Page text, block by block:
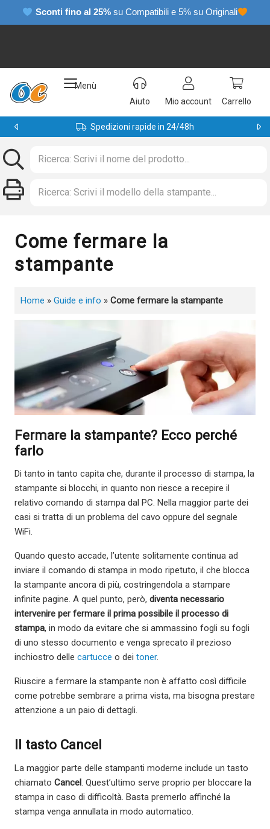
Sconti fino al 25% su Compatibili e 5% su Originali
Menù
Aiuto
Mio account Carrello
Resi gratuiti
Come fermare la
stampante
Home » Guide e info » Come fermare la stampante
Fermare la stampante? Ecco perché
farlo
Di tanto in tanto capita che, durante il processo di stampa, la
stampante si blocchi, in quanto non riesce a recepire il
relativo comando di stampa dal PC. Nella maggior parte dei
casi si tratta di un problema del cavo oppure del segnale
WiFi.
Quando questo accade, l’utente solitamente continua ad
inviare il comando di stampa in modo ripetuto, il che blocca
la stampante ancora di più, costringendola a stampare
infinite pagine. A quel punto, però, diventa necessario
intervenire per fermare il prima possibile il processo di
stampa, in modo da evitare che si ammassino fogli su fogli
di uno stesso documento e venga sprecato il prezioso
inchiostro delle cartucce o dei toner.
Riuscire a fermare la stampante non è affatto così difficile
come potrebbe sembrare a prima vista, ma bisogna prestare
attenzione a un paio di dettagli.
Il tasto Cancel
La maggior parte delle stampanti moderne include un tasto
chiamato Cancel. Quest’ultimo serve proprio per bloccare la
stampa in caso di difficoltà. Basta premerlo affinché la
stampa venga annullata in modo automatico.